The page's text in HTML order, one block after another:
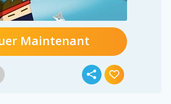
Maintenant